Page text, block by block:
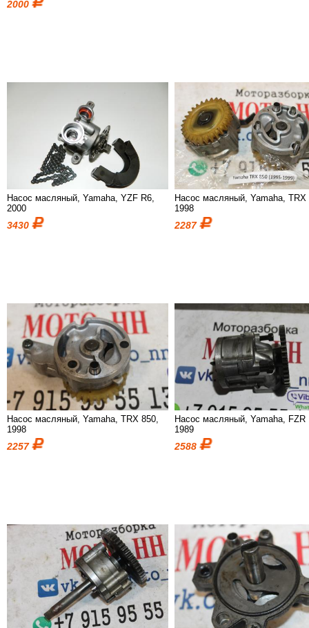
2000
Насос масляный, Yamaha, YZF R6,
2000
3430
Насос масляный, Yamaha, TRX
1998
2287
Насос масляный, Yamaha, TRX 850,
1998
2257
Насос масляный, Yamaha, FZR
1989
2588